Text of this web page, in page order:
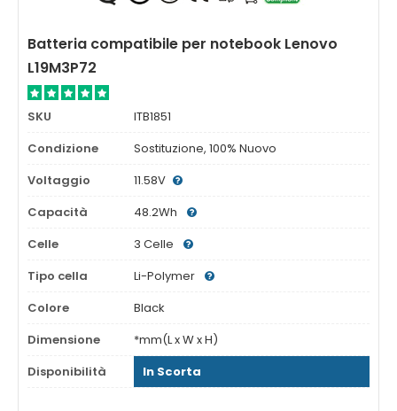
Batteria compatibile per notebook Lenovo
L19M3P72
SKU
ITB1851
Condizione
Sostituzione, 100% Nuovo
Voltaggio
11.58V
Capacità
48.2Wh
Celle
3 Celle
Tipo cella
Li-Polymer
Colore
Black
Dimensione
*mm(L x W x H)
Disponibilità
In Scorta